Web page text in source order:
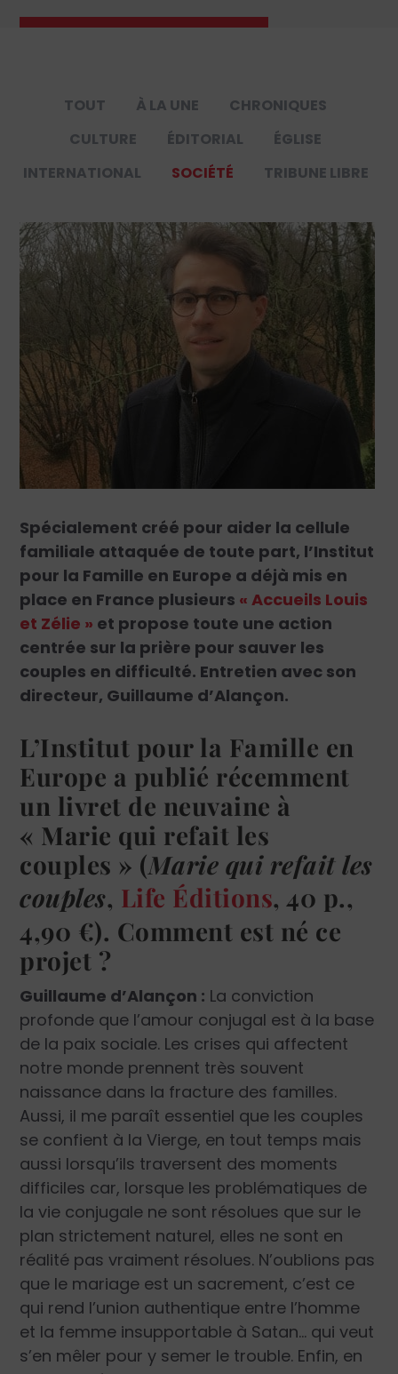
TOUT À LA UNE
CHRONIQUES
CULTURE
ÉDITORIAL
ÉGLISE
INTERNATIONAL
SOCIÉTÉ TRIBUNE LIBRE
Spécialement créé pour aider la cellule
familiale attaquée de toute part, l’Institut
pour la Famille en Europe a déjà mis en
place en France plusieurs « Accueils Louis
et Zélie » et propose toute une action
centrée sur la prière pour sauver les
couples en difficulté. Entretien avec son
directeur, Guillaume d’Alançon.
L’Institut pour la Famille en
Europe a publié récemment
un livret de neuvaine à
« Marie qui refait les
couples » (Marie qui refait les
couples, Life Éditions, 40 p.,
4,90 €). Comment est né ce
projet ?
Guillaume d’Alançon : La conviction
profonde que l’amour conjugal est à la base
de la paix sociale. Les crises qui affectent
notre monde prennent très souvent
naissance dans la fracture des familles.
Aussi, il me paraît essentiel que les couples
se confient à la Vierge, en tout temps mais
aussi lorsqu’ils traversent des moments
difficiles car, lorsque les problématiques de
la vie conjugale ne sont résolues que sur le
plan strictement naturel, elles ne sont en
réalité pas vraiment résolues. N’oublions pas
que le mariage est un sacrement, c’est ce
qui rend l’union authentique entre l’homme
et la femme insupportable à Satan… qui veut
s’en mêler pour y semer le trouble. Enfin, en